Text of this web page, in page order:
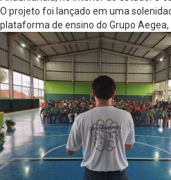
O projeto foi lançado em uma
plataforma de ensino do Grupo